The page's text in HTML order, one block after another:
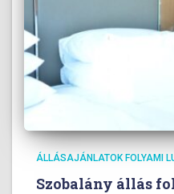
ÁLLÁSAJÁNLATOK FOLYAMI
Szobalány állás